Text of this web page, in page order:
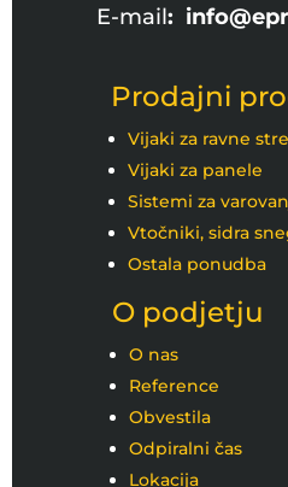
E-mail:
Prodajni
Vijaki za ravne
Vijaki za panele
Sistemi za
Vtočniki, sidra
Ostala ponudba
O podjetju
O nas
Reference
Obvestila
Odpiralni čas
Lokacija